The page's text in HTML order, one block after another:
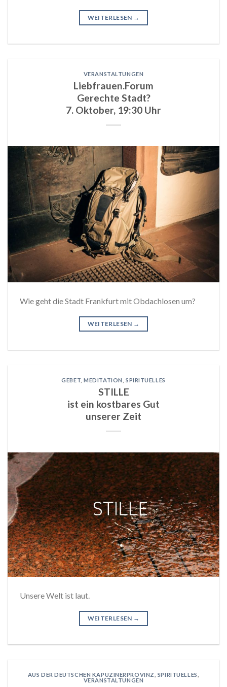
WEITERLESEN →
VERANSTALTUNGEN
Liebfrauen.Forum
Gerechte Stadt?
7. Oktober, 19:30 Uhr
Wie geht die Stadt Frankfurt mit Obdachlosen um?
WEITERLESEN →
GEBET ,MEDITATION SPIRITUELLES
STILLE
ist ein kostbares Gut
unserer Zeit
Unsere Welt ist laut.
WEITERLESEN →
AUS DER DEUTSCHEN KAPUZINERPROVINZ SPIRITUELLES
VERANSTALTUNGEN